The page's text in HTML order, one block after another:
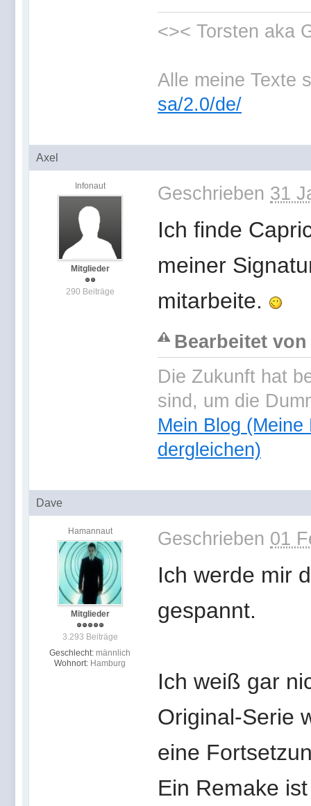
<>< Torsten aka
Alle meine Texte
sa/2.0/de/
Axel
Infonaut
Mitglieder
290 Beiträge
Geschrieben 31
Ich finde
meiner
mitarbeite.
Bearbeitet von
Die Zukunft hat
sind, um die
Mein Blog
dergleichen)
Dave
Hamannaut
Mitglieder
3.293 Beiträge
Geschlecht: männlich
Wohnort: Hamburg
Geschrieben 01
Ich werde mir
gespannt.
Ich weiß gar
Original-Serie
eine
Ein Remake